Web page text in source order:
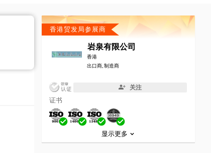
香港贸发局参展商
岩泉有限公司
香港
出口商, 制造商
关注
证书
显示更多